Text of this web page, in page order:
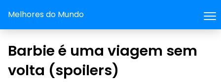
Melhores do Mundo
Barbie é uma viagem sem
volta (spoilers)